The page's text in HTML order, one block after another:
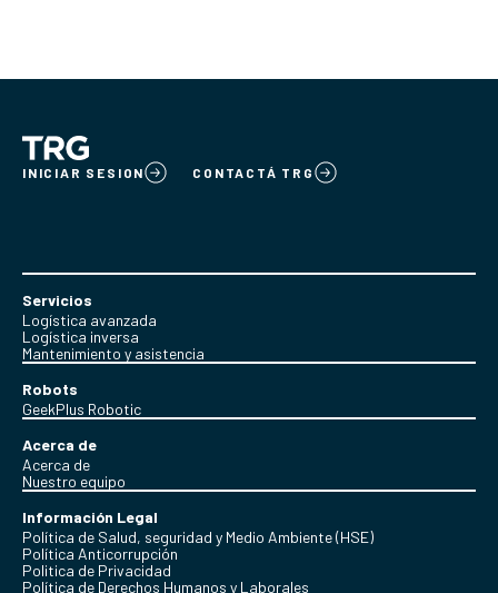
INICIAR SESION CONTACTÁ TRG
Servicios
Logística avanzada
Logística inversa
Mantenimiento y asistencia
Robots
GeekPlus Robotic
Acerca de
Acerca de
Nuestro equipo
Información Legal
Política de Salud, seguridad y Medio Ambiente (HSE)
Política Anticorrupción
Politica de Privacidad
Política de Derechos Humanos y Laborales